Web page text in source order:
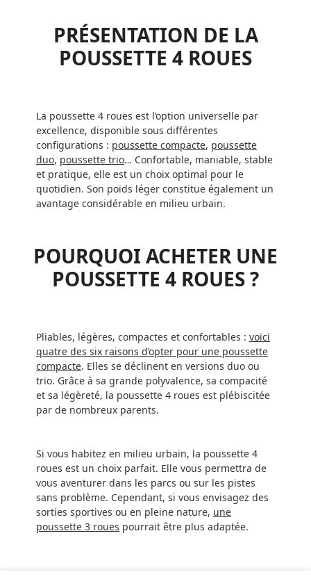
PRÉSENTATION DE LA
POUSSETTE 4 ROUES
La poussette 4 roues est l’option universelle par
excellence, disponible sous différentes
configurations : poussette compacte, poussette
duo, poussette trio… Confortable, maniable, stable
et pratique, elle est un choix optimal pour le
quotidien. Son poids léger constitue également un
avantage considérable en milieu urbain.
POURQUOI ACHETER UNE
POUSSETTE 4 ROUES ?
Pliables, légères, compactes et confortables : voici
quatre des six raisons d’opter pour une poussette
compacte. Elles se déclinent en versions duo ou
trio. Grâce à sa grande polyvalence, sa compacité
et sa légèreté, la poussette 4 roues est plébiscitée
par de nombreux parents.
Si vous habitez en milieu urbain, la poussette 4
roues est un choix parfait. Elle vous permettra de
vous aventurer dans les parcs ou sur les pistes
sans problème. Cependant, si vous envisagez des
sorties sportives ou en pleine nature, une
poussette 3 roues pourrait être plus adaptée.